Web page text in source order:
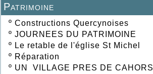
Patrimoine
º Constructions Quercynoises
º JOURNEES DU PATRIMOINE
º Le retable de l'église St Michel
º Réparation
º UN VILLAGE PRES DE CAHORS